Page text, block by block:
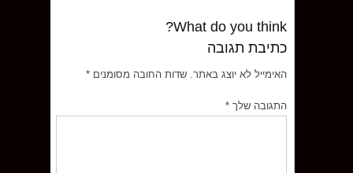
What do you think?
כתיבת תגובה
האימייל לא יוצג באתר. שדות החובה מסומנים*
התגובה שלך*